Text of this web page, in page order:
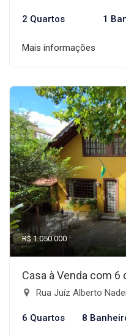
2 Quartos 1
Mais informações
R$ 1.050.000
Casa à Venda com 6
Rua Juíz Alberto Nader
6 Quartos 8